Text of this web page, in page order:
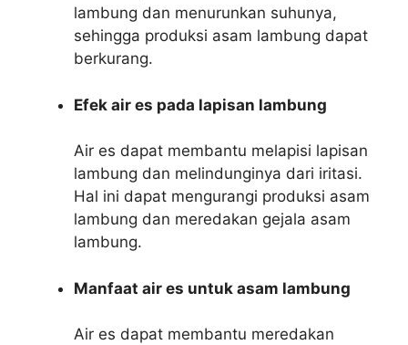
lambung dan menurunkan suhunya,
sehingga produksi asam lambung dapat
berkurang.
Efek air es pada lapisan lambung
Air es dapat membantu melapisi lapisan
lambung dan melindunginya dari iritasi.
Hal ini dapat mengurangi produksi asam
lambung dan meredakan gejala asam
lambung.
Manfaat air es untuk asam lambung
Air es dapat membantu meredakan